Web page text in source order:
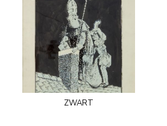
zwart